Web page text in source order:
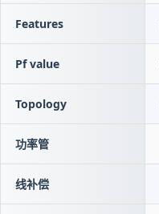
Features
Pf value
Topology
功率管
线补偿